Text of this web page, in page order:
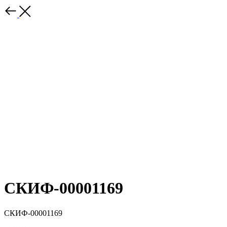
СКИФ-00001169
СКИФ-00001169